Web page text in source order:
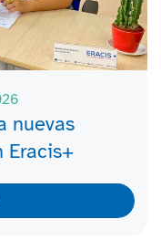
nuevas
Eracis+